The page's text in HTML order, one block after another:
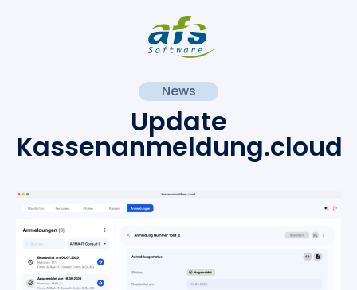
News
Update
Kassenanmeldung.cloud